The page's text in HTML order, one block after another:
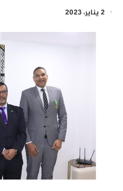
2 يناير، 2023